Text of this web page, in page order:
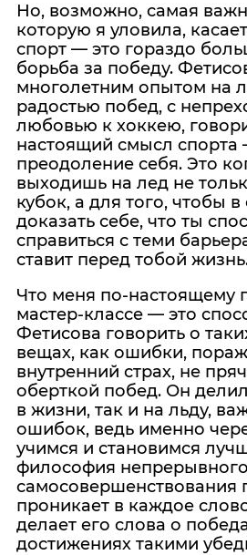
Но, возможно, самая
которую я уловила,
спорт — это гораздо
борьба за победу.
многолетним опытом на
радостью побед, с
любовью к хоккею,
настоящий смысл спорта
преодоление себя. Это
выходишь на лед не
кубок, а для того, чтобы
доказать себе, что ты
справиться с теми
ставит перед тобой
Что меня по-настоящему
мастер-классе — это
Фетисова говорить о
вещах, как ошибки,
внутренний страх, не
оберткой побед. Он
в жизни, так и на льду,
ошибок, ведь именно
учимся и становимся
философия непрерывного
самосовершенствования
проникает в каждое
делает его слова о
достижениях такими